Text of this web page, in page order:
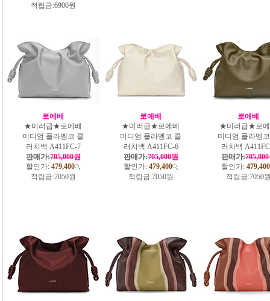
적립금:6900원
로에베
★미러급★로에베
미디엄 플라멩코 클
러치백 A411FC-7
판매가:705,000원
할인가: 479,400
적립금:7050원
로에베
★미러급★로에베
미디엄 플라멩코 클
러치백 A411FC-6
판매가:705,000원
할인가: 479,400
적립금:7050원
로에베
★미러급★로
미디엄 플라멩
러치백
판매가:
할인가: 479,400
적립금:7050